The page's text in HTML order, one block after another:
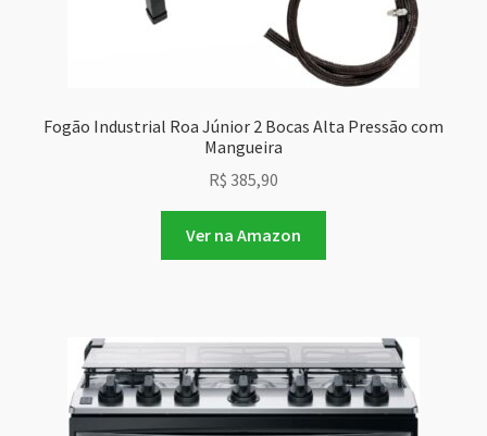
Fogão Industrial Roa Júnior 2 Bocas Alta Pressão com
Mangueira
R$ 385,90
Ver na Amazon